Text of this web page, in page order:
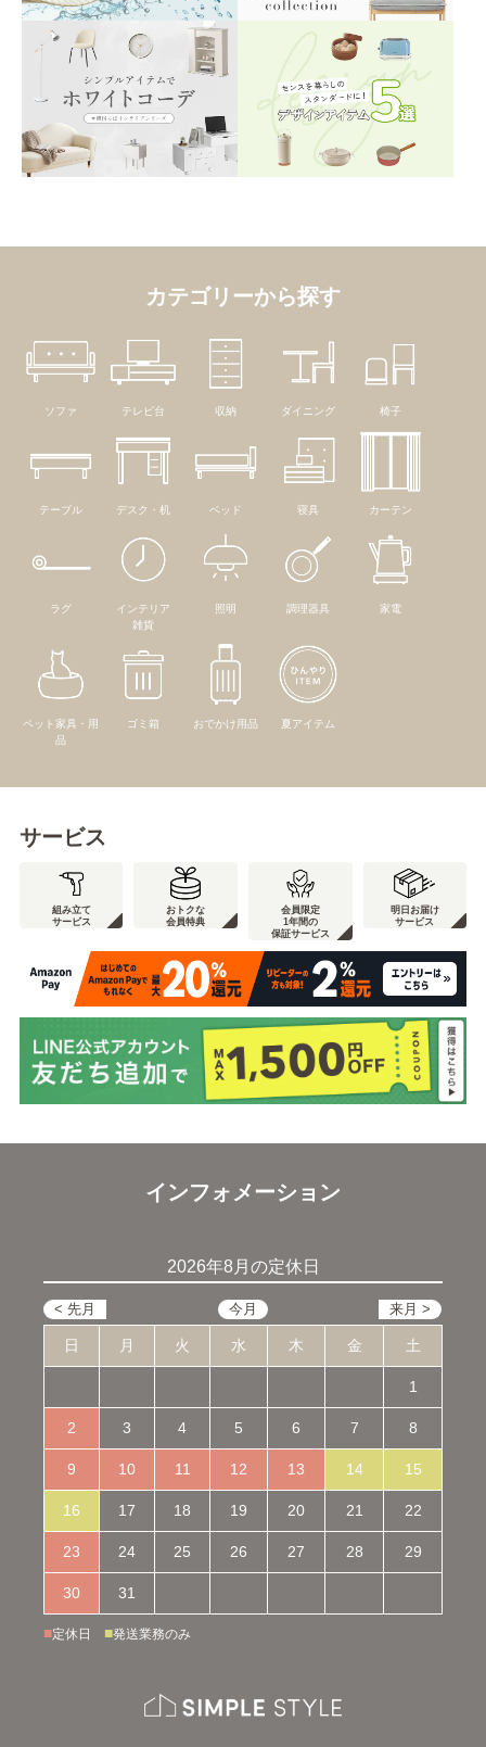
カテゴリーから探す
ソファ テレビ台 収納 ダイニング 椅子
テーブル デスク・机 ベッド 寝具 カーテン
ラグ
インテリア
雑貨
照明 調理器具 家電
ペット家具・用
品
ゴミ箱 おでかけ用品 夏アイテム
サービス
組み立て
サービス
おトクな
会員特典
会員限定
1年間の
保証サービス
明日お届け
サービス
インフォメーション
2026年8月の定休日
日 月 火 水 木 金 土
1
2 3 4 5 6 7 8
9 10 11 12 13 14 15
16 17 18 19 20 21 22
23 24 25 26 27 28 29
30 31
■定休日 ■発送業務のみ